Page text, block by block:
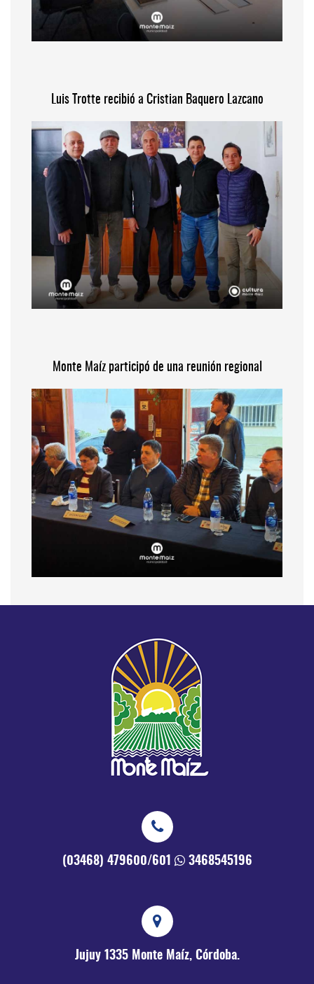
Luis Trotte recibió a Cristian Baquero Lazcano
Monte Maíz participó de una reunión regional
(03468) 479600/601 3468545196
Jujuy 1335 Monte Maíz, Córdoba.